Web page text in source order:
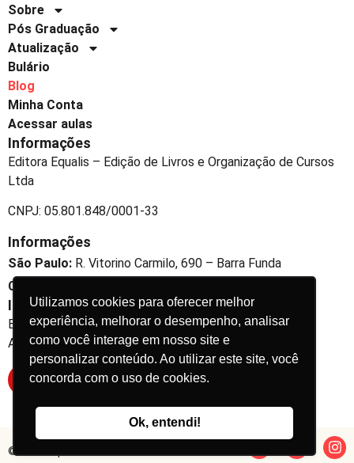
Utilizamos cookies para oferecer melhor
experiência, melhorar o desempenho, analisar
como você interage em nosso site e
personalizar conteúdo. Ao utilizar este site, você
concorda com o uso de cookies.
Ok, entendi!
Sobre
Pós Graduação
Atualização
Bulário
Blog
Minha Conta
Acessar aulas
Informações
Editora Equalis – Edição de Livros e Organização de Cursos
Ltda
CNPJ: 05.801.848/0001-33
Informações
São Paulo: R. Vitorino Carmilo, 690 – Barra Funda
Curitiba:
Informações
Expanda seu conhecimento
Aprenda e se desenvolva conosco
Inscreva-se
© 2026 Equalis. Todos os direitos reservados.